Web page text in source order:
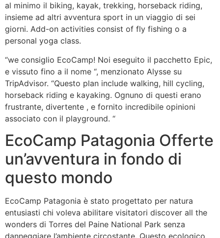
al minimo il biking, kayak, trekking, horseback riding,
insieme ad altri avventura sport in un viaggio di sei
giorni. Add-on activities consist of fly fishing o a
personal yoga class.
“we consiglio EcoCamp! Noi eseguito il pacchetto Epic,
e vissuto fino a il nome “, menzionato Alysse su
TripAdvisor. “Questo plan include walking, hill cycling,
horseback riding e kayaking. Ognuno di questi erano
frustrante, divertente , e fornito incredibile opinioni
associato con il playground. “
EcoCamp Patagonia Offerte
un’avventura in fondo di
questo mondo
EcoCamp Patagonia è stato progettato per natura
entusiasti chi voleva abilitare visitatori discover all the
wonders di Torres del Paine National Park senza